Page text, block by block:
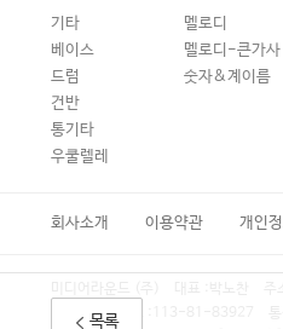
목록
기타
베이스
드럼
건반
통기타
우쿨렐레
멜로디
멜로디-큰가사
숫자&계이름
회사소개 이용약관 개인
사업자등록번호 :